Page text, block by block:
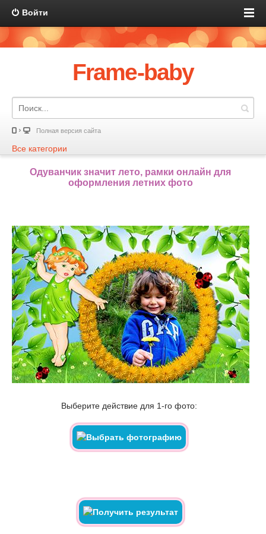
Войти
Frame-baby
Полная версия сайта
Все категории
Одуванчик значит лето, рамки онлайн для
оформления летних фото
Выберите действие для 1-го фото: